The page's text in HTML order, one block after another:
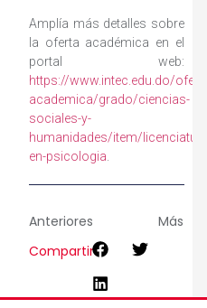
Amplía más detalles sobre
la oferta académica en el
portal web:
https://www.intec.edu.do/oferta-
academica/grado/ciencias-
sociales-y-
humanidades/item/licenciatura-
en-psicologia.
Anteriores
Más
Compartir